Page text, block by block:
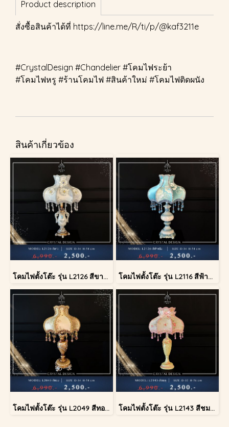
Product description
สั่งซื้อสินค้าได้ที่ https://line.me/R/ti/p/@kaf3211e
#CrystalDesign #Chandelier #โคมไฟระย้า
#โคมไฟหรู #ร้านโคมไฟ #สินค้าใหม่ #โคมไฟติดผนัง
สินค้าเกี่ยวข้อง
โคมไฟตั้งโต๊ะ รุ่น L2126 สีขาว (ตั้งโต๊ะ) โคมไฟตั้งโต๊ะ รุ่น L2116 สีฟ้าครีม (ตั้งโต๊ะ)
โคมไฟตั้งโต๊ะ รุ่น L2049 สีทอง (ตั้งโต๊ะ) โคมไฟตั้งโต๊ะ รุ่น L2143 สีชมพู (ตั้งโต๊ะ)